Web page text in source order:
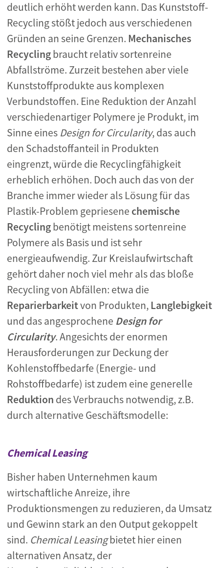
deutlich erhöht werden kann. Das Kunststoff-
Recycling stößt jedoch aus verschiedenen
Gründen an seine Grenzen. Mechanisches
Recyclingbraucht relativ sortenreine
Abfallströme. Zurzeit bestehen aber viele
Kunststoffprodukte aus komplexen
Verbundstoffen. Eine Reduktion der Anzahl
verschiedenartiger Polymere je Produkt, im
Sinne eines Design for Circularity, das auch
den Schadstoffanteil in Produkten
eingrenzt, würde die Recyclingfähigkeit
erheblich erhöhen. Doch auch das von der
Branche immer wieder als Lösung für das
Plastik-Problem gepriesene chemische
Recyclingbenötigt meistens sortenreine
Polymere als Basis und ist sehr
energieaufwendig. Zur Kreislaufwirtschaft
gehört daher noch viel mehr als das bloße
Recycling von Abfällen: etwa die
Reparierbarkeitvon Produkten,Langlebigkeit
und das angesprochene Design for
Circularity. Angesichts der enormen
Herausforderungen zur Deckung der
Kohlenstoffbedarfe (Energie- und
Rohstoffbedarfe) ist zudem eine generelle
Reduktion des Verbrauchs notwendig, z.B.
durch alternative Geschäftsmodelle:
Chemical Leasing
Bisher haben Unternehmen kaum
wirtschaftliche Anreize, ihre
Produktionsmengen zu reduzieren, da Umsatz
und Gewinn stark an den Output gekoppelt
sind. Chemical Leasingbietet hier einen
alternativen Ansatz, der